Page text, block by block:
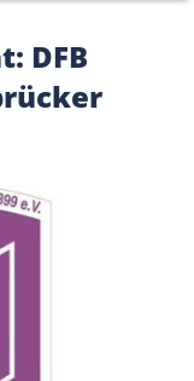
DFB